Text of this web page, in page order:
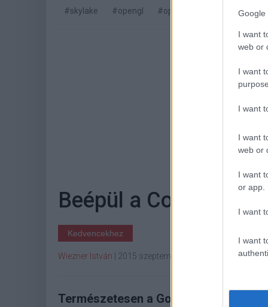
Google
I want
web or
I want
I want
I want
web or
I want
or app.
I want
I want
#skylake
#opengl #opencl #hd
Beépül a Cortana a
Kedvencekhez
Wiezner István 2015 szeptember 12. 16:00
Természetesen a Google Now